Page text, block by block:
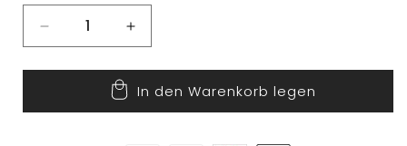
Verringere
die
Menge
Krippenspiel
Erhöhe
die
Menge
für
Krippenspiel
In den Warenkorb legen